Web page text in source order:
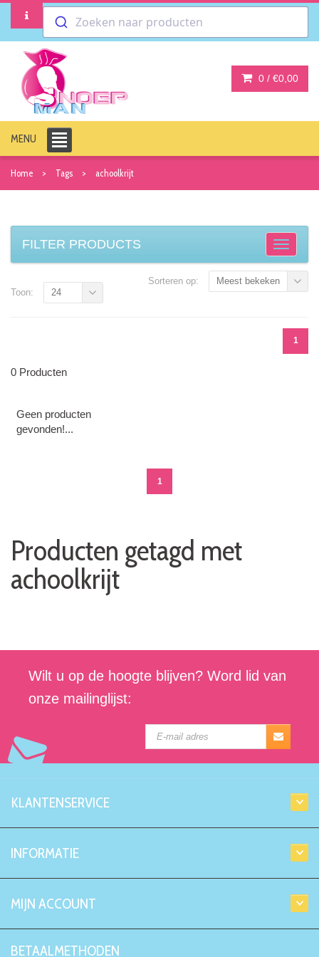
Zoeken naar producten
0 / €0,00
MENU
Home Tags achoolkrijt
FILTER PRODUCTS
Sorteren op: Meest bekeken
1
Toon: 24
0 Producten
Geen producten
gevonden!...
1
Producten getagd met
achoolkrijt
Wilt u op de hoogte blijven? Word lid van
onze mailinglijst:
KLANTENSERVICE
INFORMATIE
MIJN ACCOUNT
BETAALMETHODEN